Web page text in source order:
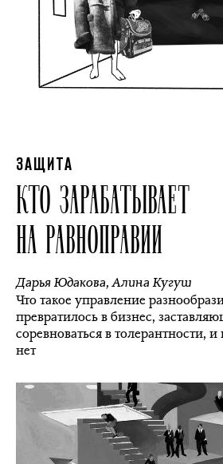
ЗАЩИТА
КТО ЗАРАБАТЫВАЕТ
НА РАВНОПРАВИИ
Дарья Юдакова,Алина Кугуш
Что такое управление
превратилось в бизнес,
соревноваться в толерантности,
нет